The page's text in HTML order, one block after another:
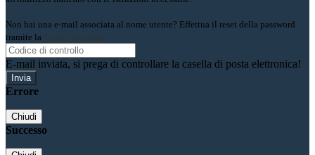
Non hai una e-mail associata al nome utente? Effettua il reset della password
tramite la
Login Spaggiari
E-mail inviata, si prega di controllare la casella di posta elettronica!
Errore
Chiudi
Successo